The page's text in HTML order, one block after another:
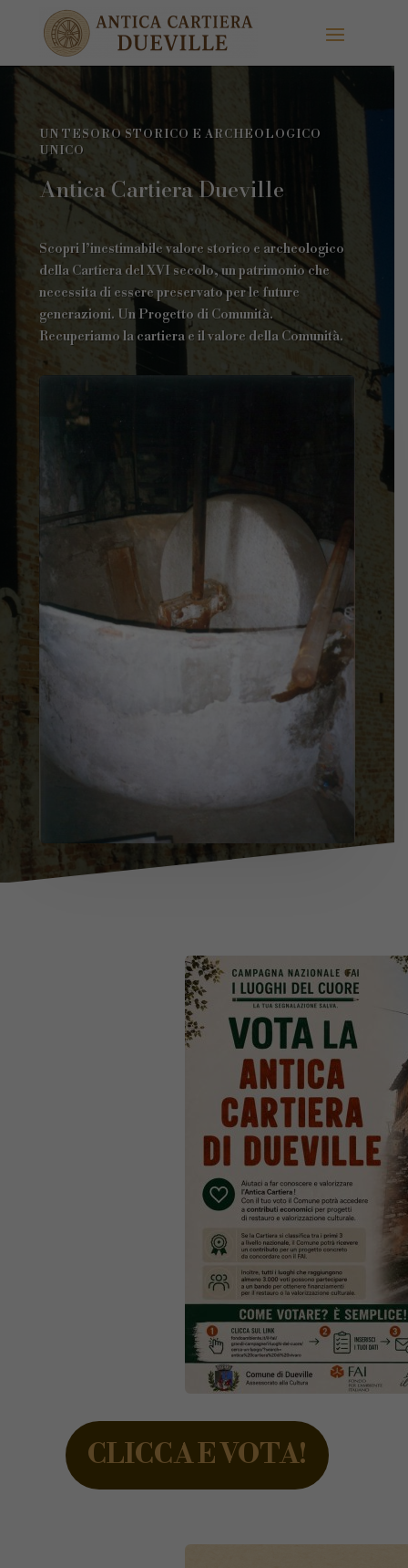
UN TESORO STORICO E ARCHEOLOGICO
UNICO
Antica Cartiera Dueville
Scopri l’inestimabile valore storico e archeologico
della Cartiera del XVI secolo, un patrimonio che
necessita di essere preservato per le future
generazioni. Un Progetto di Comunità.
Recuperiamo la cartiera e il valore della Comunità.
CLICCA E VOTA!